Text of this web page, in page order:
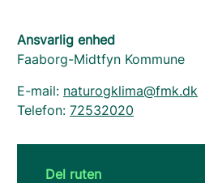
Ansvarlig enhed
Faaborg-Midtfyn Kommune
E-mail: naturogklima@fmk.dk
Telefon: 72532020
Del ruten